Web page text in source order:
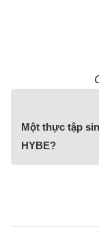
Một thực tập
HYBE?